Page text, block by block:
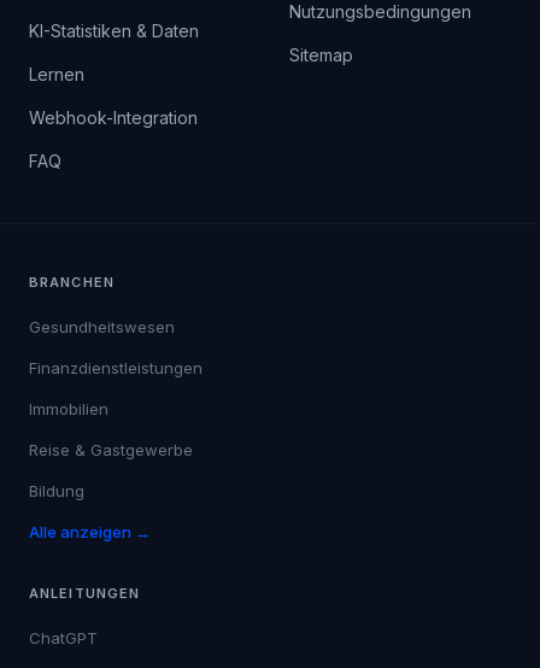
KI-Statistiken & Daten
Lernen
Webhook-Integration
FAQ
Nutzungsbedingungen
Sitemap
BRANCHEN
Gesundheitswesen
Finanzdienstleistungen
Immobilien
Reise & Gastgewerbe
Bildung
Alle anzeigen →
ANLEITUNGEN
ChatGPT